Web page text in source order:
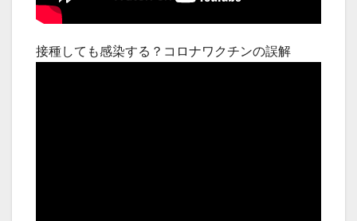
接種しても感染する？コロナワクチンの誤解